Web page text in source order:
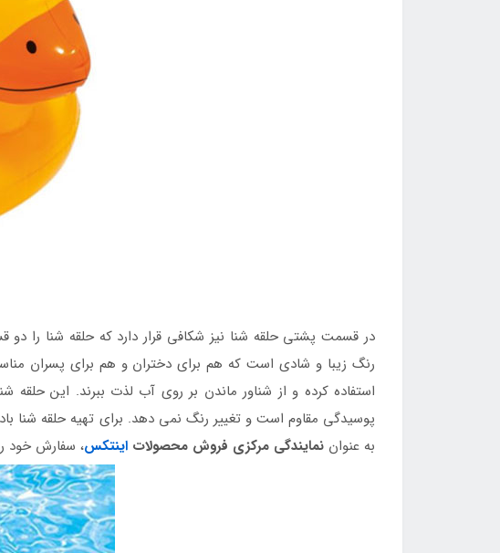
در قسمت پشتی حلقه شنا نیز شکافی قرار دارد که حلقه شنا را
استفاده کرده و از شناور ماندن بر روی آب لذت ببرند. این
به عنوان نمایندگی مرکزی فروش محصولات اینتکس، سفارش خود